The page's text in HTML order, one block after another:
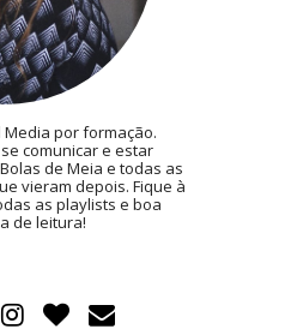
Media por formação.
comunicar e estar
de Meia e todas as
vieram depois. Fique à
as playlists e boa
de leitura!